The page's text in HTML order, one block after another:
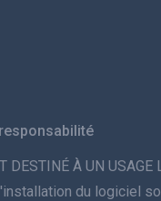
าไทย
DESTINÉ À UN USAGE
du logiciel